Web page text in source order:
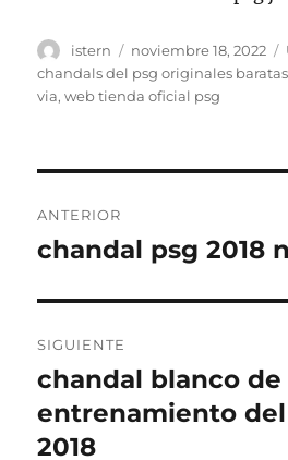
Autor
istern
Publicado
el
noviembre 18, 2022
chandals del psg originales baratas
via,web tienda oficial psg
de
ANTERIOR
Entrada
chandal psg 2018
SIGUIENTE
Entrada
siguiente:
chandal blanco de
entrenamiento del
2018